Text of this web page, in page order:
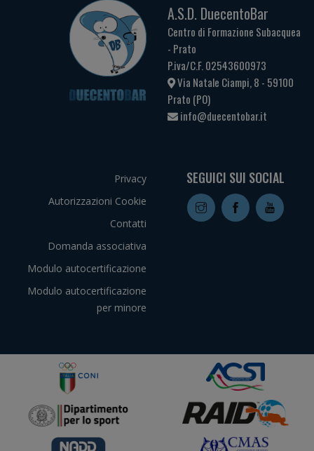
A.S.D. DuecentoBar
Centro di Formazione Subacquea
- Prato
P.iva/C.F. 02543600973
Via Natale Ciampi, 8 - 59100
Prato (PO)
info@duecentobar.it
Privacy
Autorizzazioni Cookie
Contatti
Domanda associativa
Modulo autocertificazione
Modulo autocertificazione
per minore
SEGUICI SUI SOCIAL